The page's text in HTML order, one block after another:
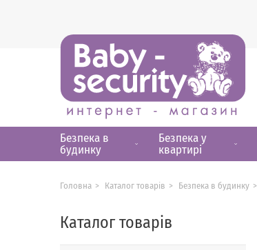
Безпека в
будинку
Безпека у
квартирі
Головна Каталог товарів Безпека в будинку
Каталог товарів